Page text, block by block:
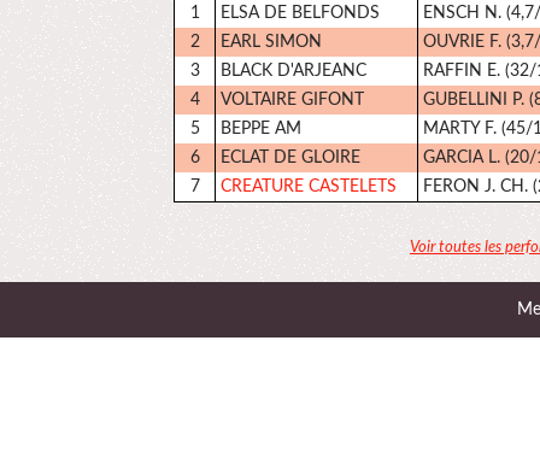
1 ELSA DE BELFONDS
ENSCH N.
2
EARL SIMON
OUVRIE F.
3
BLACK D'ARJEANC
RAFFIN E. (32/
4
VOLTAIRE GIFONT
GUBELLINI P.
5
BEPPE AM
MARTY F. (45/
6
ECLAT DE GLOIRE
GARCIA L. (20/
7
CREATURE CASTELETS FERON J. CH.
Voir toutes les